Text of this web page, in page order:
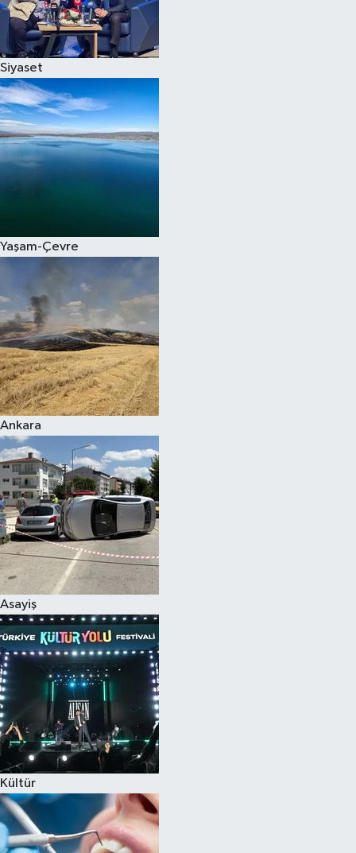
Siyaset
Yaşam-Çevre
Ankara
Asayiş
Kültür
Spor
Çocuk
Eğitim
Kim kimdir?
Kültür Sanat
Sağlık
Siyaset
Teknoloji
Televizyon
Yaşam-Çevre